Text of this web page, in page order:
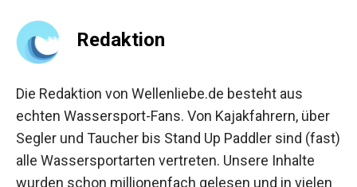
Redaktion
Die Redaktion von Wellenliebe.de besteht aus
echten Wassersport-Fans. Von Kajakfahrern, über
Segler und Taucher bis Stand Up Paddler sind (fast)
alle Wassersportarten vertreten. Unsere Inhalte
wurden schon millionenfach gelesen und in vielen